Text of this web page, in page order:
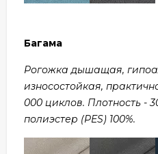
Багама
Рогожка дышащая,
износостойкая,
000 циклов. Плотность -
полиэстер (PES) 100%.